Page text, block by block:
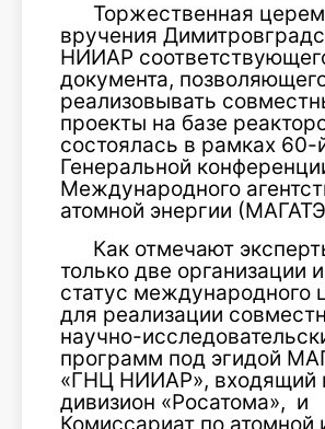
Торжественная
вручения
НИИАР
документа,
реализовывать
проекты на базе
состоялась в рамках 60-
Генеральной
Международного
атомной энергии
Как отмечают
только две организации
статус международного
для реализации
научно-
программ под эгидой
«ГНЦ НИИАР», входящий
дивизион «Росатома», и